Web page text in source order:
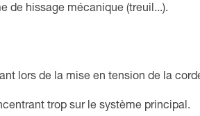
de hissage mécanique (treuil...).
lors de la mise en tension de la
trop sur le système principal.